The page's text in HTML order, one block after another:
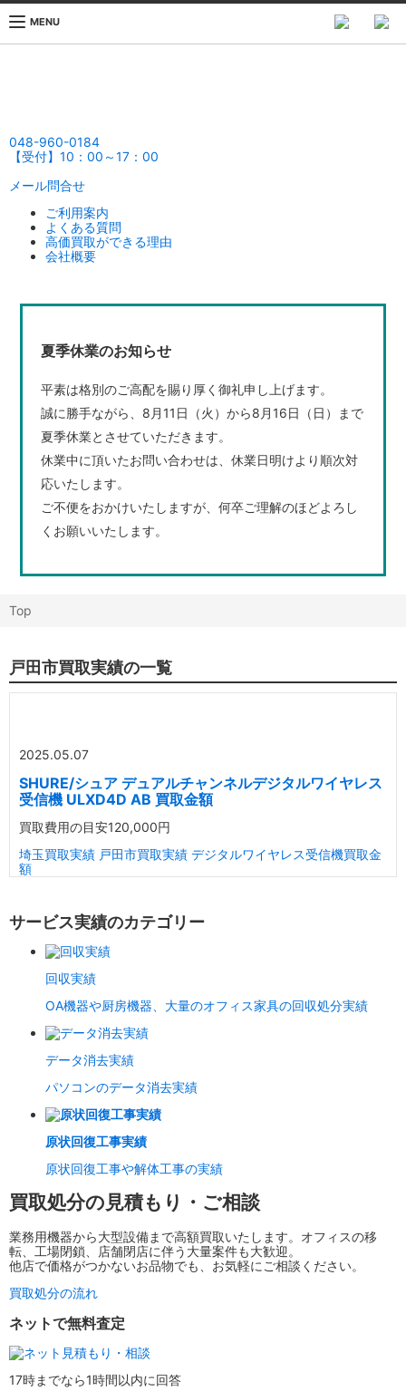
MENU
048-960-0184
【受付】10：00～17：00
メール問合せ
ご利用案内
よくある質問
高価買取ができる理由
会社概要
夏季休業のお知らせ
平素は格別のご高配を賜り厚く御礼申し上げます。
誠に勝手ながら、8月11日（火）から8月16日（日）まで
夏季休業とさせていただきます。
休業中に頂いたお問い合わせは、休業日明けより順次対
応いたします。
ご不便をおかけいたしますが、何卒ご理解のほどよろし
くお願いいたします。
Top
戸田市買取実績の一覧
2025.05.07
SHURE/シュア デュアルチャンネルデジタルワイヤレス
受信機 ULXD4D AB 買取金額
買取費用の目安120,000円
埼玉買取実績 戸田市買取実績 デジタルワイヤレス受信機買取金
額
サービス実績のカテゴリー
回収実績
OA機器や厨房機器、大量のオフィス家具の回収処分実績
データ消去実績
パソコンのデータ消去実績
原状回復工事実績
原状回復工事や解体工事の実績
買取処分の見積もり・ご相談
業務用機器から大型設備まで高額買取いたします。オフィスの移
転、工場閉鎖、店舗閉店に伴う大量案件も大歓迎。
他店で価格がつかないお品物でも、お気軽にご相談ください。
買取処分の流れ
ネットで無料査定
17時までなら1時間以内に回答